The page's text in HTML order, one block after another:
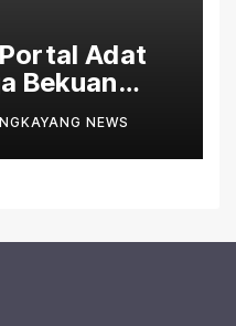
Adat
Bekuan
HPI
CSR, dan
HGU
NEWS